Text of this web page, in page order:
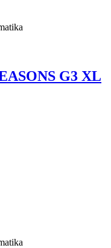
G3 XL